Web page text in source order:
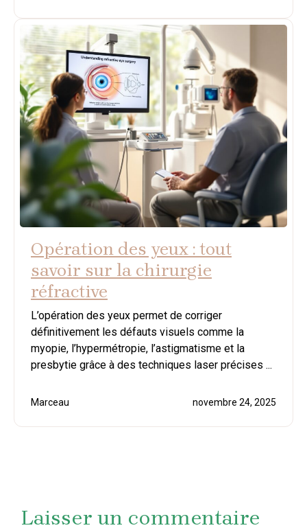
Opération des yeux : tout
savoir sur la chirurgie
réfractive
L’opération des yeux permet de corriger
définitivement les défauts visuels comme la
myopie, l’hypermétropie, l’astigmatisme et la
presbytie grâce à des techniques laser précises ...
Marceau novembre 24, 2025
Laisser un commentaire